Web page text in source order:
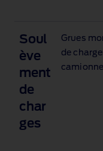
Soul
ève
ment
de
char
ges
Grues
de